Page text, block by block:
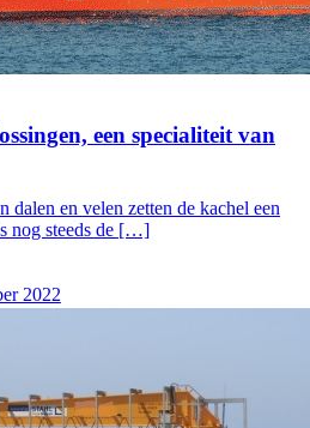
een specialiteit van
dalen en velen zetten de kachel een
nog steeds de […]
2022